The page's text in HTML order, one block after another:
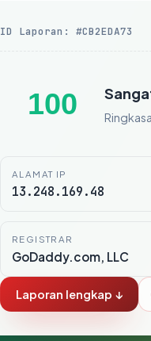
ID Laporan: #CB2EDA73
100
ALAMAT IP
13.248.169.48
REGISTRAR
GoDaddy.com, LLC
Laporan lengkap ↓